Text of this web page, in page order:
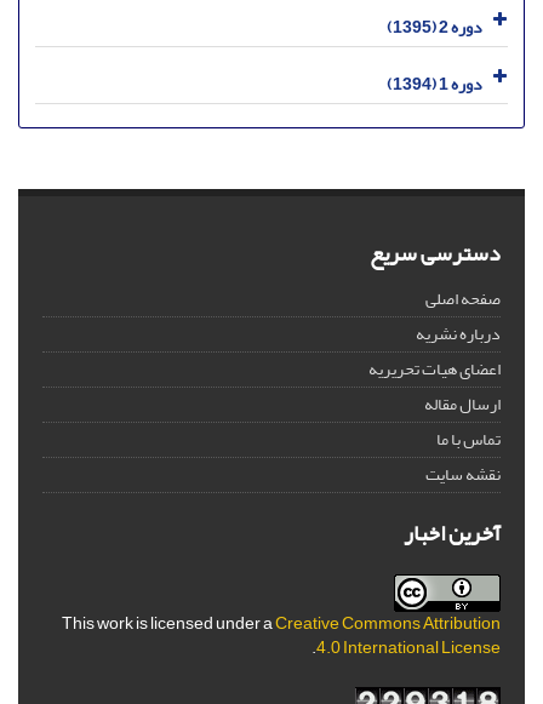
دوره 2 (1395)
دوره 1 (1394)
دسترسی سریع
صفحه اصلی
درباره نشریه
اعضای هیات تحریریه
ارسال مقاله
تماس با ما
نقشه سایت
آخرین اخبار
This work is licensed under aCreative Commons Attribution
4.0 International License
.